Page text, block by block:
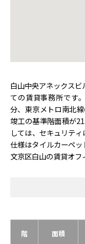
白山中央アネックス
ての賃貸事務所です
分、東京メトロ南北
竣工の基準階面積が
しては、セキュリテ
仕様はタイルカーペ
文京区白山の賃貸オフ
階 面積